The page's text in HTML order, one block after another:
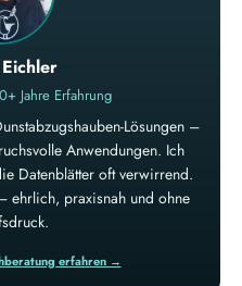
Jahre Erfahrung
Lösungen –
Anwendungen. Ich
Datenblätter oft verwirrend.
ehrlich, praxisnah und ohne
erfahren →